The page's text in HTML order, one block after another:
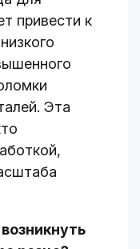
привести к
Эта